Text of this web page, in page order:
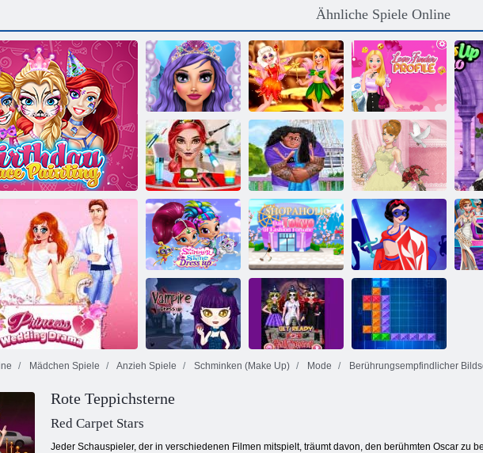
Ähnliche Spiele Online
Gesichts-Malerei
Meerjungfrauen
Makeup Salon
Märchen Feen
Liebe Finder
Profil
Gesicht malen
Party
Valentinsküsse Hochzeitslilie 2
Schimmer und
Shine Dress up
Shopaholic:
Tokio
Prinzessin
Superhelden
Vampir -Kleid
Mädchen Spiele Anzieh Spiele Schminken (Make Up) Mode Berührungsempfindlicher
Rote Teppichsterne
Red Carpet Stars
Jeder Schauspieler, der in verschiedenen Filmen mitspielt, träumt davon, den berühmten Oscar zu